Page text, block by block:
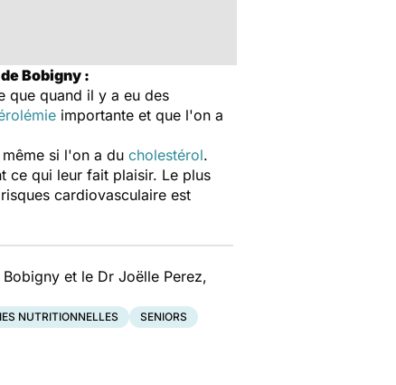
Bobigny :
que quand il y a eu des
importante et que l'on a
si l'on a du cholestérol.
ce qui leur fait plaisir. Le plus
cardiovasculaire est
et le Dr Joëlle Perez,
NUTRITIONNELLES
SENIORS